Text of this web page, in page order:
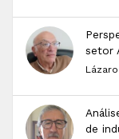
setor
de